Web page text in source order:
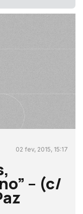
02 fev, 2015, 15:17
– (c/